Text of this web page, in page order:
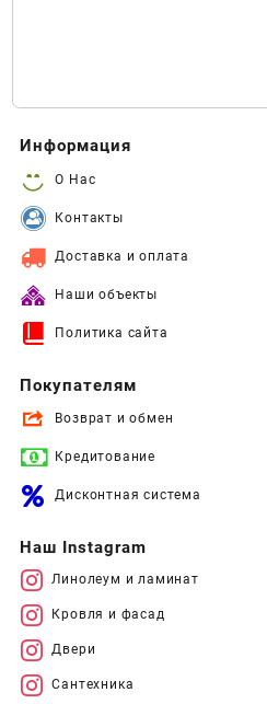
Информация
О Нас
Контакты
Доставка и оплата
Наши объекты
Политика сайта
Покупателям
Возврат и обмен
Кредитование
Дисконтная система
Наш Instagram
Линолеум и ламинат
Кровля и фасад
Двери
Сантехника